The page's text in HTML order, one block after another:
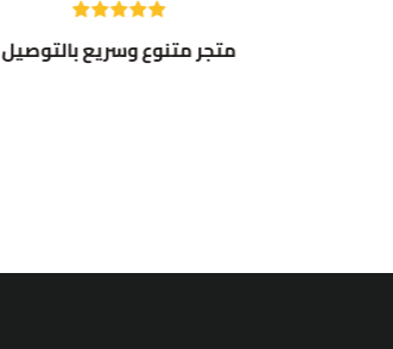
متجر متنوع وسريع بالتوصيل